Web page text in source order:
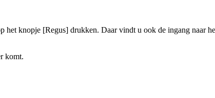
het knopje [Regus] drukken. Daar vindt u ook de ingang naar
komt.